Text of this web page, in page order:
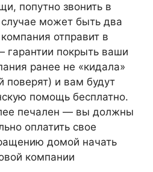
попутно звонить в
может быть два
отправит в
гарантии покрыть ваши
ранее не «кидала»
поверят) и вам будут
помощь бесплатно.
печален — вы должны
оплатить свое
домой начать
компании